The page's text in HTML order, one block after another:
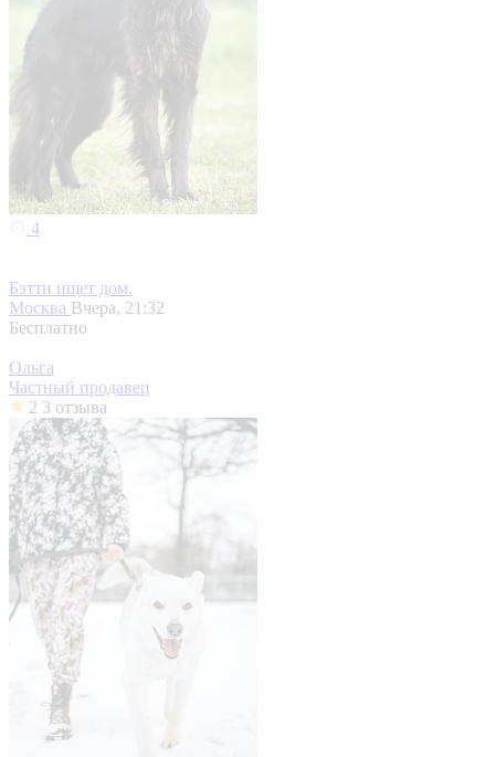
4
Бэтти ищет дом.
Москва Вчера, 21:32
Бесплатно
Ольга
Частный продавец
2 3 отзыва